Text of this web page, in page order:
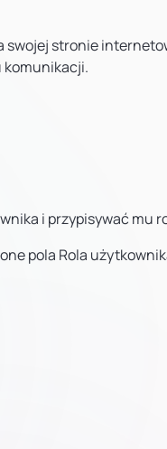
swojej stronie
komunikacji.
i przypisywać mu
pola Rola